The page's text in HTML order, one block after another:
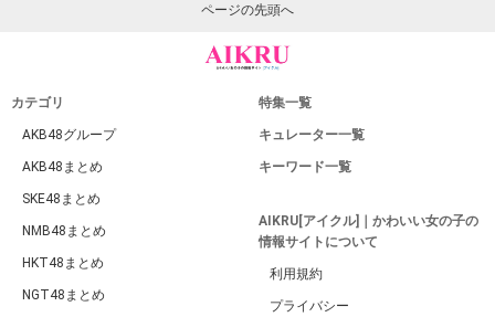
ページの先頭へ
カテゴリ
AKB48グループ
AKB48まとめ
SKE48まとめ
NMB48まとめ
HKT48まとめ
NGT48まとめ
特集一覧
キュレーター一覧
キーワード一覧
AIKRU[アイクル]｜かわいい女の子の
情報サイトについて
利用規約
プライバシー